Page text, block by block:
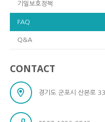
기밀보호정책
FAQ
Q&A
CONTACT
경기도 군포시 산본로